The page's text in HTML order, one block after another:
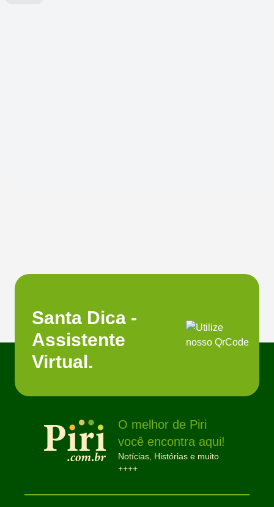
Santa Dica -
Assistente
Virtual.
O melhor de Piri
você encontra aqui!
Notícias, Histórias e muito
++++